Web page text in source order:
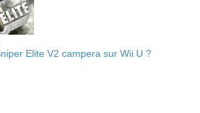
Elite V2 campera sur Wii U ?